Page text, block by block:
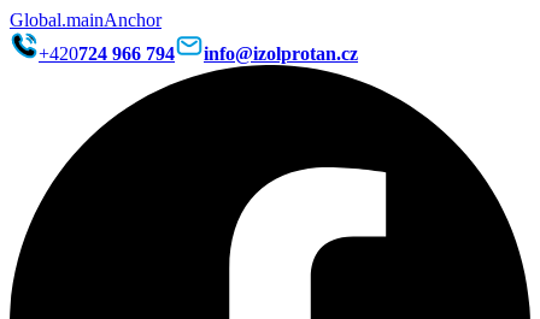
Global.mainAnchor
+420724 966 794 info@izolprotan.cz